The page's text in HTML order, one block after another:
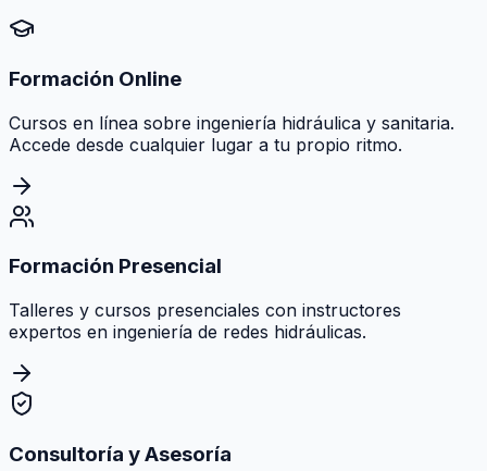
Formación Online
Cursos en línea sobre ingeniería hidráulica y sanitaria.
Accede desde cualquier lugar a tu propio ritmo.
Formación Presencial
Talleres y cursos presenciales con instructores
expertos en ingeniería de redes hidráulicas.
Consultoría y Asesoría